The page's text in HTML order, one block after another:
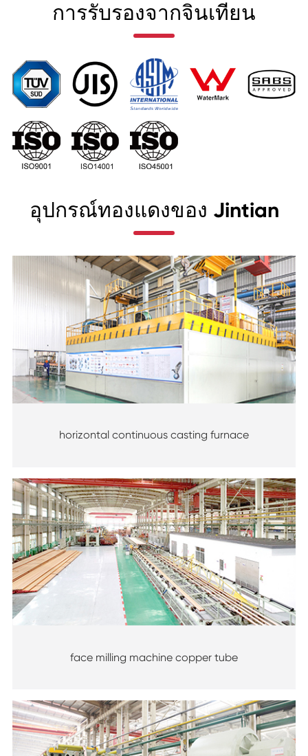
การรับรองจากจินเทียน
อุปกรณ์ทองแดงของ Jintian
horizontal continuous casting furnace
face milling machine copper tube